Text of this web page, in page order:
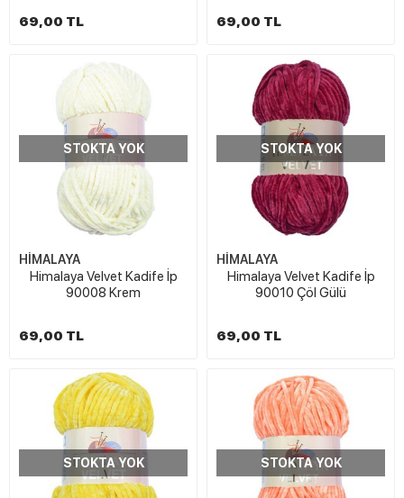
69,00 TL 69,00 TL
STOKTA YOK
HİMALAYA
Himalaya Velvet Kadife İp
90008 Krem
69,00 TL
STOKTA YOK
HİMALAYA
Himalaya Velvet Kadife İp
90010 Çöl Gülü
69,00 TL
STOKTA YOK STOKTA YOK